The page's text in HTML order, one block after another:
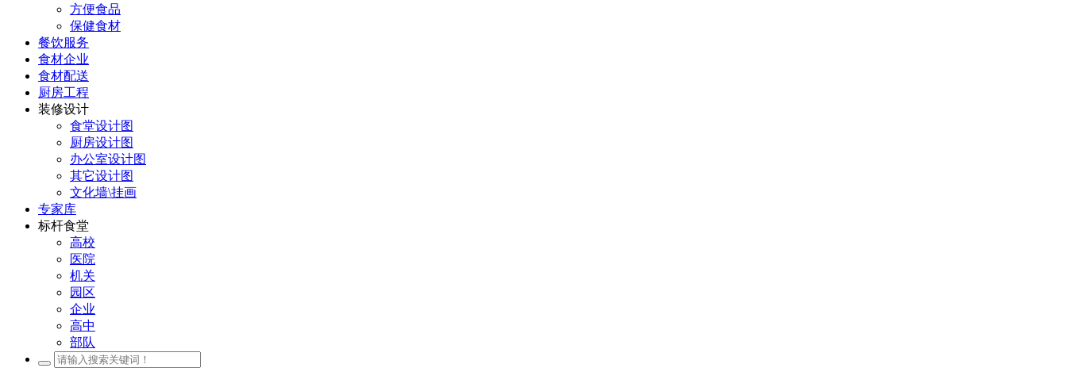
方便食品
保健食材
餐饮服务
食材企业
食材配送
厨房工程
装修设计
食堂设计图
厨房设计图
办公室设计图
其它设计图
文化墙\挂画
专家库
标杆食堂
高校
医院
机关
园区
企业
高中
部队